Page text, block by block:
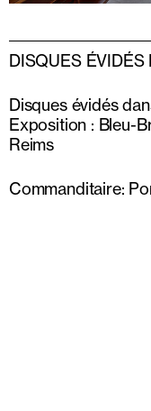
DISQUES ÉVIDÉS
Disques évidés
Exposition : Bleu-
Reims
Commanditaire: